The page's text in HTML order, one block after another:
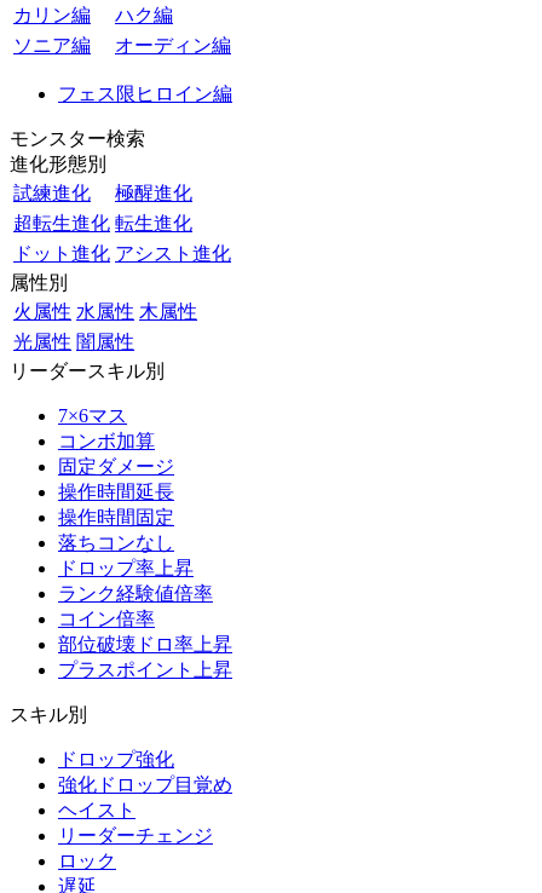
カリン編
ハク編
ソニア編
オーディン編
フェス限ヒロイン編
モンスター検索
進化形態別
試練進化
極醒進化
超転生進化 転生進化
ドット進化 アシスト進化
属性別
火属性 水属性 木属性
光属性 闇属性
リーダースキル別
7×6マス
コンボ加算
固定ダメージ
操作時間延長
操作時間固定
落ちコンなし
ドロップ率上昇
ランク経験値倍率
コイン倍率
部位破壊ドロ率上昇
プラスポイント上昇
スキル別
ドロップ強化
強化ドロップ目覚め
ヘイスト
リーダーチェンジ
ロック
遅延